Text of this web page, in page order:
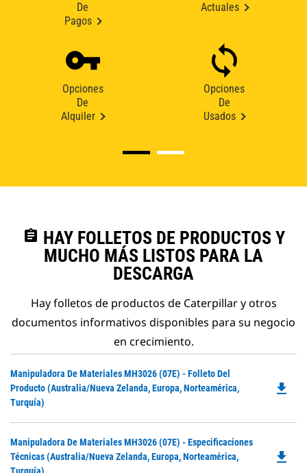
De
Pagos
Actuales
Opciones
De
Alquiler
Opciones
De
Usados
assignment HAY FOLLETOS DE PRODUCTOS Y
MUCHO MÁS LISTOS PARA LA
DESCARGA
Hay folletos de productos de Caterpillar y otros
documentos informativos disponibles para su negocio
en crecimiento.
Manipuladora De Materiales MH3026 (07E) - Folleto Del
Producto (Australia/Nueva Zelanda, Europa, Norteamérica,
Turquía)
file_download
Manipuladora De Materiales MH3026 (07E) - Especificaciones
Técnicas (Australia/Nueva Zelanda, Europa, Norteamérica,
file_download